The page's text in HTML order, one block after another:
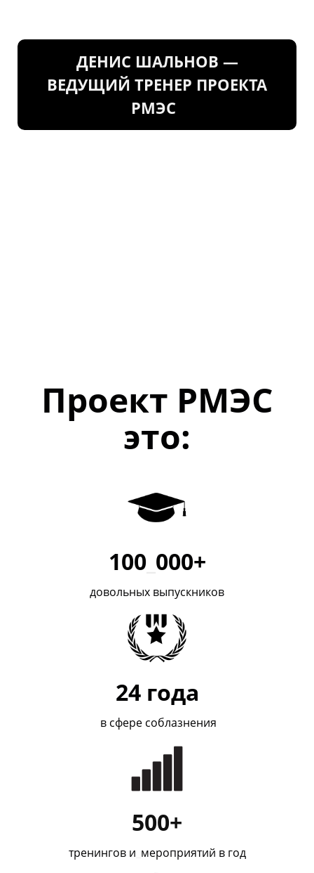
ДЕНИС ШАЛЬНОВ —
ВЕДУЩИЙ ТРЕНЕР ПРОЕКТА
РМЭС
Проект РМЭС
это:
100_ 000+
довольных выпускников
24 года
в сфере соблазнения
500+
тренингов и мероприятий в год